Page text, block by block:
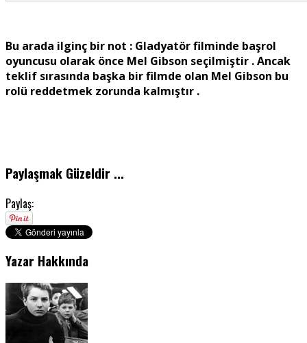
Bu arada ilginç bir not : Gladyatör filminde başrol
oyuncusu olarak önce Mel Gibson seçilmiştir . Ancak
teklif sırasında başka bir filmde olan Mel Gibson bu
rolü reddetmek zorunda kalmıştır .
Paylaşmak Güzeldir ...
Paylaş:
Yazar Hakkında